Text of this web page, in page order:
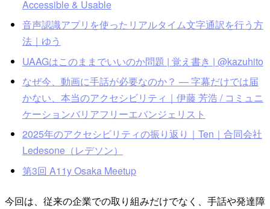
Accessible & Usable
音声認識アプリを使ったリアルタイム文字通訳を行う方
法｜ゆう
UAAGはこのままでいいのか問題 | 覚え書き | @kazuhito
なぜ今、動画に手話が必要なのか？ — 字幕だけでは届
かない、本当のアクセシビリティ｜伊藤 芳浩 / コミュニ
ケーションバリアフリーエバンジェリスト
2025年のアクセシビリティの振り返り｜Ten｜合同会社
Ledesone（レデソン）
第3回 A11y Osaka Meetup
今回は、従来の企業での取り組みだけでなく、手話や発達障